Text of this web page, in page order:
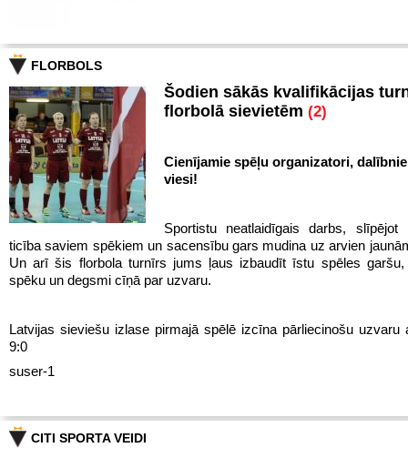
FLORBOLS
Šodien sākās kvalifikācijas
florbolā sievietēm (2)
Cienījamie spēļu organizatori,
viesi!
Sportistu neatlaidīgais darbs, slīpējot
ticība saviem spēkiem un sacensību gars mudina uz arvien
Un arī šis florbola turnīrs jums ļaus izbaudīt īstu spēles garšu,
spēku un degsmi cīņā par uzvaru.
Latvijas sieviešu izlase pirmajā spēlē izcīna pārliecinošu uzvaru
9:0
suser-1
CITI SPORTA VEIDI